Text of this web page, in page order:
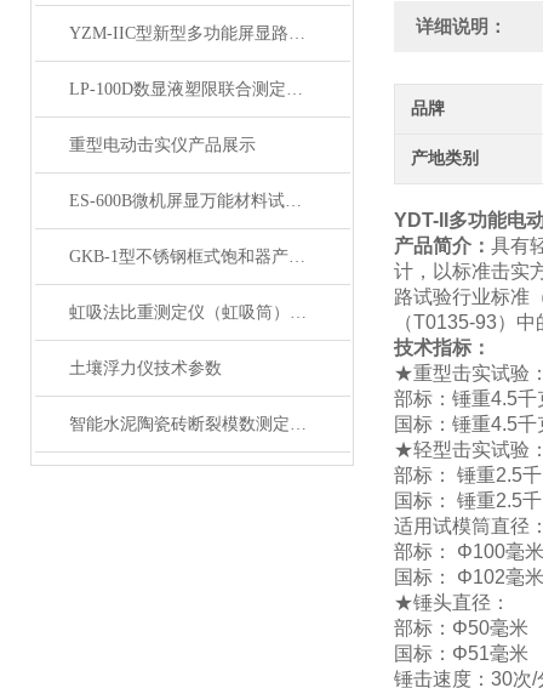
YZM-IIC型新型多功能屏显路强度测定仪产品展示
LP-100D数显液塑限联合测定仪产品展示
重型电动击实仪产品展示
ES-600B微机屏显万能材料试验机 展示
GKB-1型不锈钢框式饱和器产品展示
虹吸法比重测定仪（虹吸筒）产品展示
土壤浮力仪技术参数
智能水泥陶瓷砖断裂模数测定仪产品展示
详细说明：
品牌
产地类别
YDT-II多功能电
产品简介： 具有
计，以标准击实
路试验行业标准
（T0135-93）
技术指标：
★重型击实试验
部标：锤重4.5千
国标：锤重4.5千
★轻型击实试验
部标：
锤重2.5
国标：
锤重2.5
适用试模筒直径
部标：
Φ100毫
国标：
Φ102毫
★锤头直径：
部标： Φ50毫
国标： Φ51毫米
锤击速度： 30次/